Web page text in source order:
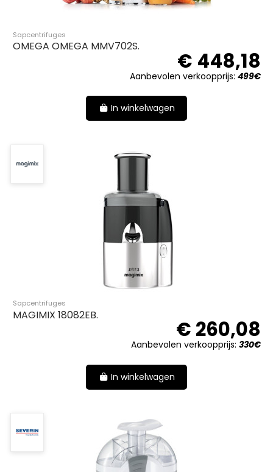
Sapcentrifuges
OMEGA OMEGA MMV702S.
€ 448,18
Aanbevolen verkoopprijs: 499€
In winkelwagen
Sapcentrifuges
MAGIMIX 18082EB.
€ 260,08
Aanbevolen verkoopprijs: 330€
In winkelwagen